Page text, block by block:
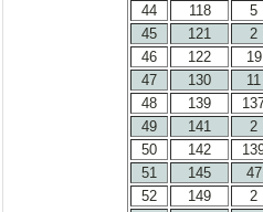
44
118 5
45
121 2
46
122 19
47
130 11
48
139
49
141 2
50
142
51
145 47
52
149 2